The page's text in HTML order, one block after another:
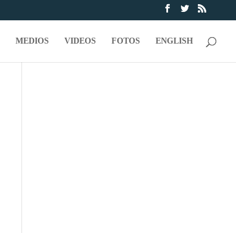
MEDIOS VIDEOS FOTOS ENGLISH